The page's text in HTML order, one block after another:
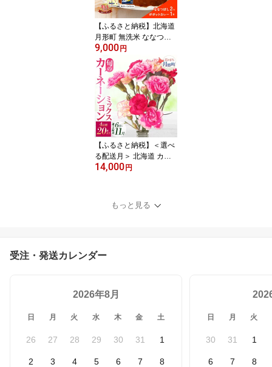
より順次出荷
【ふるさと納税】北海道
月形町 無洗米 ななつぼ
し 2kg カレーソース 月
形極カレー レトルトカレ
ー ご当地カレー popote
ポポット セット 備蓄 非
常食 保存食 長期保存 特
A 精米 米 ご飯 お米 ごは
ん 国産 お取り寄せ JA 送
料無料
9,000 円
【ふるさと納税】＜選べ
る配送月＞ 北海道 カー
ネーション ミックス 4品
せ 生花 フラワー アレン
ジメント 産地直送 お
14,000 円
もっと見る
受注・発送カレンダー
2026年8月
日 月 火 水 木 金 土
26 27 28 29 30 31 1
2 3 4 5 6 7 8
日 月 火
30 31 1
6 7 8